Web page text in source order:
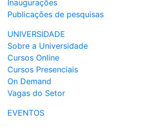
Inaugurações
Publicações de pesquisas
UNIVERSIDADE
Sobre a Universidade
Cursos Online
Cursos Presenciais
On Demand
Vagas do Setor
EVENTOS